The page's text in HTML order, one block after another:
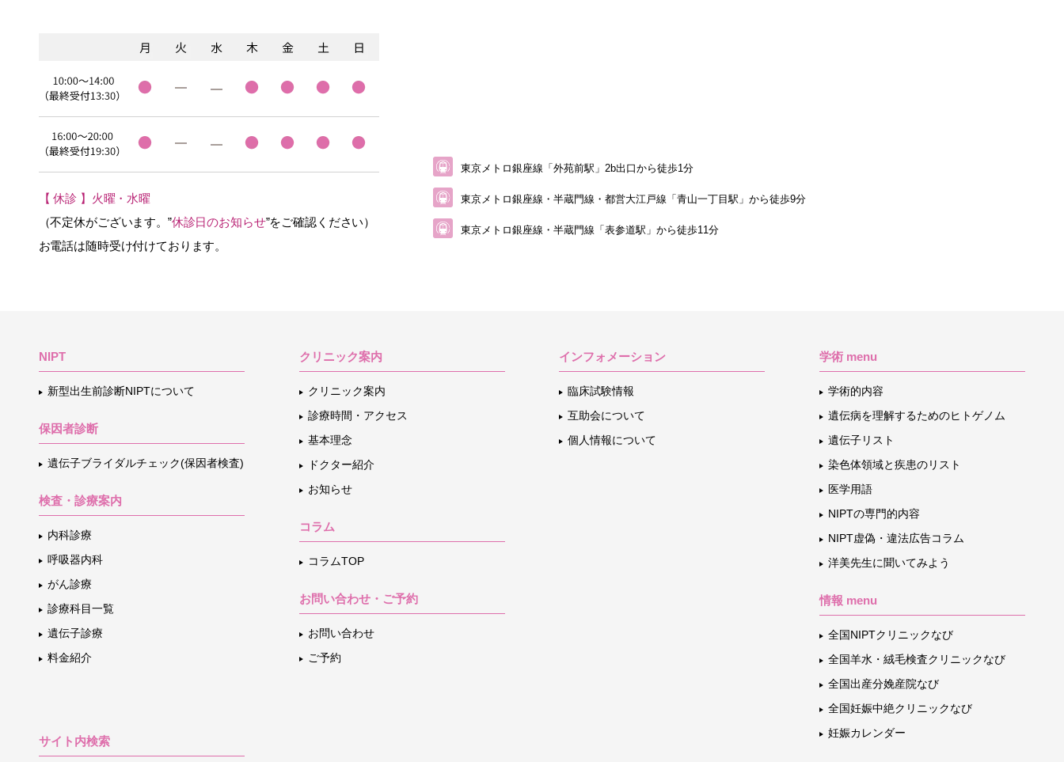
【 休診 】火曜・水曜
（不定休がございます。”休診日のお知らせ”をご確認ください）
お電話は随時受け付けております。
東京メトロ銀座線「外苑前駅」2b出口から徒歩1分
東京メトロ銀座線・半蔵門線・都営大江戸線 「青山一丁目駅」から徒歩9分
東京メトロ銀座線・半蔵門線「表参道駅」から徒歩11分
NIPT
新型出生前診断NIPTについて
保因者診断
遺伝子ブライダルチェック(保因者検査)
検査・診療案内
内科診療
呼吸器内科
がん診療
診療科目一覧
遺伝子診療
料金紹介
サイト内検索
クリニック案内
クリニック案内
診療時間・アクセス
基本理念
ドクター紹介
お知らせ
コラム
コラムTOP
お問い合わせ・ご予約
お問い合わせ
ご予約
インフォメーション
臨床試験情報
互助会について
個人情報について
学術 menu
学術的内容
遺伝病を理解するためのヒトゲノム
遺伝子リスト
染色体領域と疾患のリスト
医学用語
NIPTの専門的内容
NIPT虚偽・違法広告コラム
洋美先生に聞いてみよう
情報 menu
全国NIPTクリニックなび
全国羊水・絨毛検査クリニックなび
全国出産分娩産院なび
全国妊娠中絶クリニックなび
妊娠カレンダー